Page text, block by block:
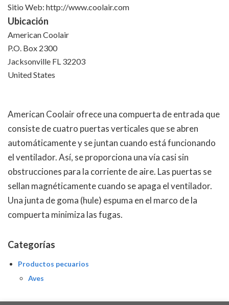
Sitio Web: http://www.coolair.com
Ubicación
American Coolair
P.O. Box 2300
Jacksonville FL 32203
United States
American Coolair ofrece una compuerta de entrada que
consiste de cuatro puertas verticales que se abren
automáticamente y se juntan cuando está funcionando
el ventilador. Así, se proporciona una vía casi sin
obstrucciones para la corriente de aire. Las puertas se
sellan magnéticamente cuando se apaga el ventilador.
Una junta de goma (hule) espuma en el marco de la
compuerta minimiza las fugas.
Categorías
Productos pecuarios
Aves